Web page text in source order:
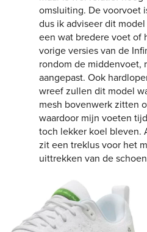
omsluiting. De voorvoet
dus ik adviseer dit
een wat bredere voet of
vorige versies van de
rondom de middenvoet,
aangepast. Ook
wreef zullen dit model
mesh bovenwerk zitten
waardoor mijn voeten
toch lekker koel bleven.
zit een treklus voor het
uittrekken van de